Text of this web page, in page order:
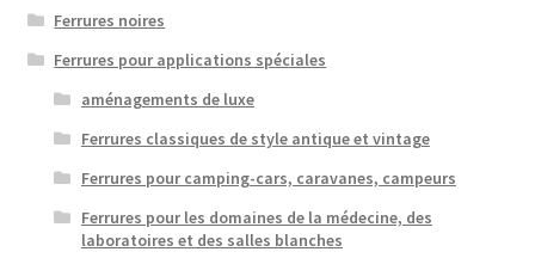
Ferrures noires
Ferrures pour applications spéciales
aménagements de luxe
Ferrures classiques de style antique et vintage
Ferrures pour camping-cars, caravanes, campeurs
Ferrures pour les domaines de la médecine, des
laboratoires et des salles blanches